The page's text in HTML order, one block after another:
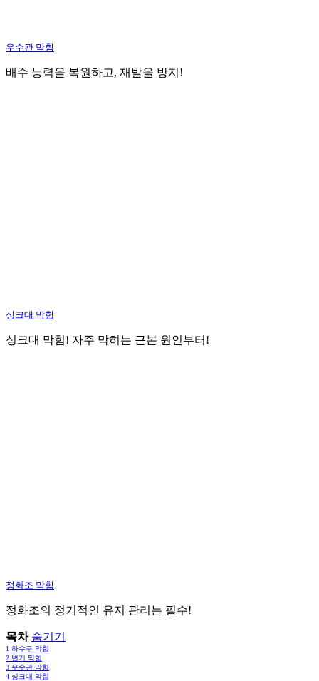
우수관 막힘
배수 능력을 복원하고, 재발을 방지!
싱크대 막힘
싱크대 막힘! 자주 막히는 근본 원인부터!
정화조 막힘
정화조의 정기적인 유지 관리는 필수!
목차 숨기기
1 하수구 막힘
2 변기 막힘
3 우수관 막힘
4 싱크대 막힘